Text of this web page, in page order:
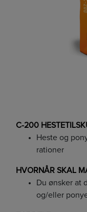
C-200
Heste og
rationer
HVORNÅR SKAL
Du ønsker at
og/eller